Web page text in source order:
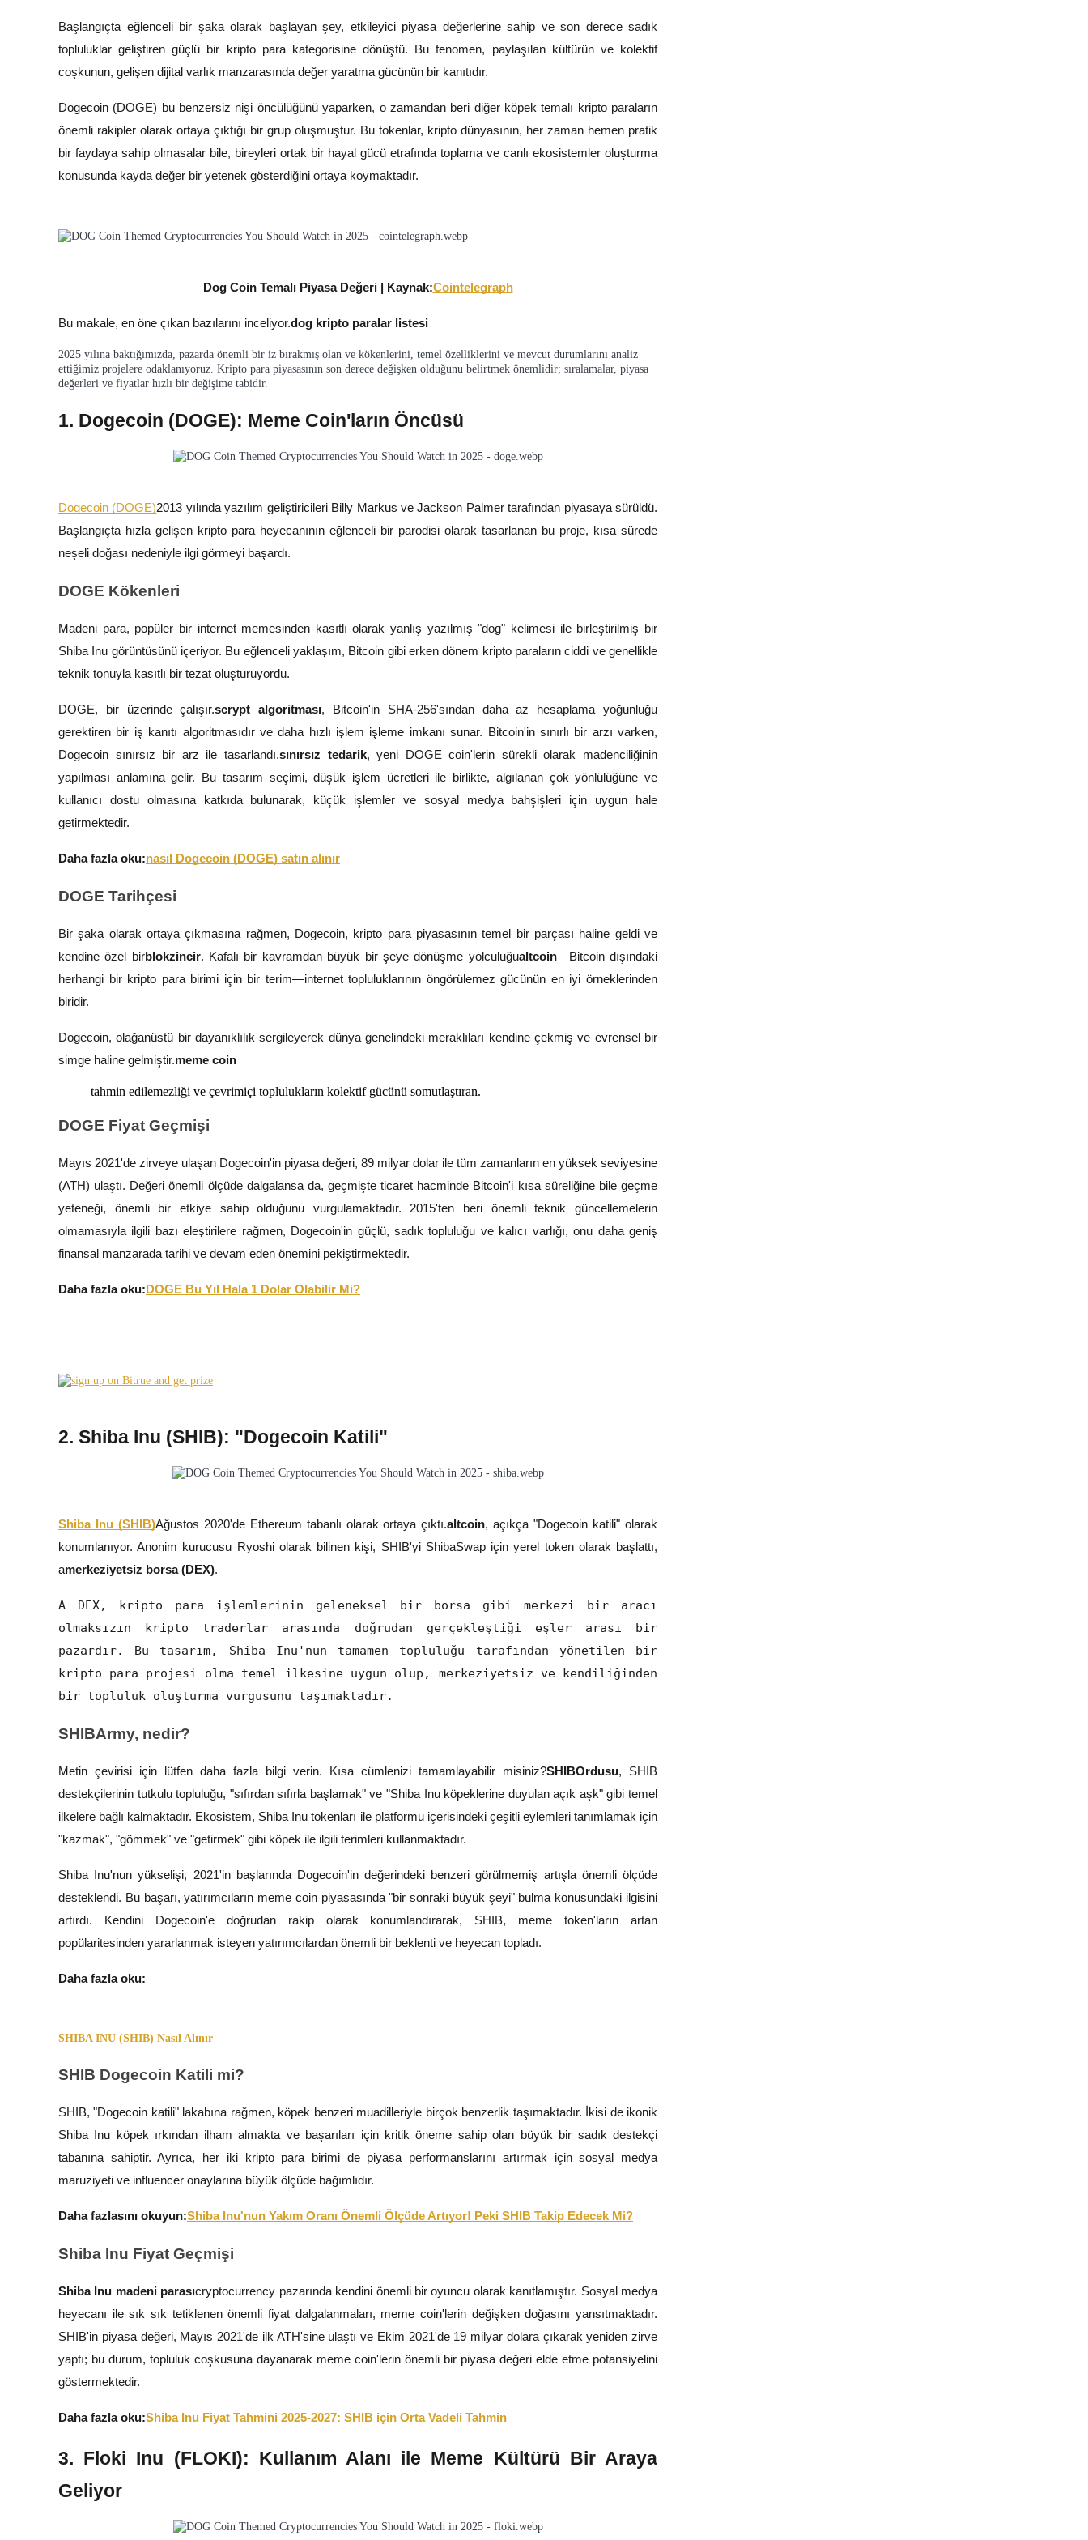
COIN-M Vadeli İşlemleri
Kripto Para Vadeli İşlemleri
TradFi
USDC Vadeli İşlemleri
USDC'yi teminat olarak kullanan vadeli işlemler
Kopya Ticaret
Kopya Tüccarı Olun
Kâr paylaşımı ve kopya ticaret komisyonlarının tadını çıkarın
Bilgi
Ticaret bilgileri vb. dahil olmak üzere büyük veri analizi.
Rehber
Power Piggy
Günlük rekabetçi ödüller kazanın
Staking
Yüksek getiri ve anında erişim
Launchpool
BTR sahiplerine özel yatırımlar
Krediler
Kripto destekli borçlanma hizmeti
Başlangıçta eğlenceli bir şaka olarak başlayan şey, etkileyici piyasa değerlerine sahip ve son derece sadık
topluluklar geliştiren güçlü bir kripto para kategorisine dönüştü. Bu fenomen, paylaşılan kültürün ve kolektif
coşkunun, gelişen dijital varlık manzarasında değer yaratma gücünün bir kanıtıdır.
Dogecoin (DOGE) bu benzersiz nişi öncülüğünü yaparken, o zamandan beri diğer köpek temalı kripto paraların
önemli rakipler olarak ortaya çıktığı bir grup oluşmuştur. Bu tokenlar, kripto dünyasının, her zaman hemen pratik
bir faydaya sahip olmasalar bile, bireyleri ortak bir hayal gücü etrafında toplama ve canlı ekosistemler oluşturma
konusunda kayda değer bir yetenek gösterdiğini ortaya koymaktadır.
Dog Coin Temalı Piyasa Değeri | Kaynak:Cointelegraph
Bu makale, en öne çıkan bazılarını inceliyor.dog kripto paralar listesi
2025 yılına baktığımızda, pazarda önemli bir iz bırakmış olan ve kökenlerini, temel özelliklerini ve mevcut durumlarını analiz
ettiğimiz projelere odaklanıyoruz. Kripto para piyasasının son derece değişken olduğunu belirtmek önemlidir; sıralamalar, piyasa
değerleri ve fiyatlar hızlı bir değişime tabidir.
1. Dogecoin (DOGE): Meme Coin'ların Öncüsü
Dogecoin (DOGE)2013 yılında yazılım geliştiricileri Billy Markus ve Jackson Palmer tarafından piyasaya sürüldü.
Başlangıçta hızla gelişen kripto para heyecanının eğlenceli bir parodisi olarak tasarlanan bu proje, kısa sürede
neşeli doğası nedeniyle ilgi görmeyi başardı.
DOGE Kökenleri
Madeni para, popüler bir internet memesinden kasıtlı olarak yanlış yazılmış "dog" kelimesi ile birleştirilmiş bir
Shiba Inu görüntüsünü içeriyor. Bu eğlenceli yaklaşım, Bitcoin gibi erken dönem kripto paraların ciddi ve genellikle
teknik tonuyla kasıtlı bir tezat oluşturuyordu.
DOGE, bir üzerinde çalışır.scrypt algoritması, Bitcoin'in SHA-256'sından daha az hesaplama yoğunluğu
gerektiren bir iş kanıtı algoritmasıdır ve daha hızlı işlem işleme imkanı sunar. Bitcoin'in sınırlı bir arzı varken,
Dogecoin sınırsız bir arz ile tasarlandı.sınırsız tedarik, yeni DOGE coin'lerin sürekli olarak madenciliğinin
yapılması anlamına gelir. Bu tasarım seçimi, düşük işlem ücretleri ile birlikte, algılanan çok yönlülüğüne ve
kullanıcı dostu olmasına katkıda bulunarak, küçük işlemler ve sosyal medya bahşişleri için uygun hale
getirmektedir.
Daha fazla oku:nasıl Dogecoin (DOGE) satın alınır
DOGE Tarihçesi
Bir şaka olarak ortaya çıkmasına rağmen, Dogecoin, kripto para piyasasının temel bir parçası haline geldi ve
kendine özel birblokzincir. Kafalı bir kavramdan büyük bir şeye dönüşme yolculuğualtcoin—Bitcoin dışındaki
herhangi bir kripto para birimi için bir terim—internet topluluklarının öngörülemez gücünün en iyi örneklerinden
biridir.
Dogecoin, olağanüstü bir dayanıklılık sergileyerek dünya genelindeki meraklıları kendine çekmiş ve evrensel bir
simge haline gelmiştir.meme coin
tahmin edilemezliği ve çevrimiçi toplulukların kolektif gücünü somutlaştıran.
DOGE Fiyat Geçmişi
Mayıs 2021'de zirveye ulaşan Dogecoin'in piyasa değeri, 89 milyar dolar ile tüm zamanların en yüksek seviyesine
(ATH) ulaştı. Değeri önemli ölçüde dalgalansa da, geçmişte ticaret hacminde Bitcoin'i kısa süreliğine bile geçme
yeteneği, önemli bir etkiye sahip olduğunu vurgulamaktadır. 2015'ten beri önemli teknik güncellemelerin
olmamasıyla ilgili bazı eleştirilere rağmen, Dogecoin'in güçlü, sadık topluluğu ve kalıcı varlığı, onu daha geniş
finansal manzarada tarihi ve devam eden önemini pekiştirmektedir.
Daha fazla oku:DOGE Bu Yıl Hala 1 Dolar Olabilir Mi?
2. Shiba Inu (SHIB): "Dogecoin Katili"
Shiba Inu (SHIB)Ağustos 2020'de Ethereum tabanlı olarak ortaya çıktı.altcoin, açıkça "Dogecoin katili" olarak
konumlanıyor. Anonim kurucusu Ryoshi olarak bilinen kişi, SHIB'yi ShibaSwap için yerel token olarak başlattı,
amerkeziyetsiz borsa (DEX).
A DEX, kripto para işlemlerinin geleneksel bir borsa gibi merkezi bir aracı
olmaksızın kripto traderlar arasında doğrudan gerçekleştiği eşler arası bir
pazardır. Bu tasarım, Shiba Inu'nun tamamen topluluğu tarafından yönetilen bir
kripto para projesi olma temel ilkesine uygun olup, merkeziyetsiz ve kendiliğinden
bir topluluk oluşturma vurgusunu taşımaktadır.
SHIBArmy, nedir?
Metin çevirisi için lütfen daha fazla bilgi verin. Kısa cümlenizi tamamlayabilir misiniz?SHIBOrdusu, SHIB
destekçilerinin tutkulu topluluğu, "sıfırdan sıfırla başlamak" ve "Shiba Inu köpeklerine duyulan açık aşk" gibi temel
ilkelere bağlı kalmaktadır. Ekosistem, Shiba Inu tokenları ile platformu içerisindeki çeşitli eylemleri tanımlamak için
"kazmak", "gömmek" ve "getirmek" gibi köpek ile ilgili terimleri kullanmaktadır.
Shiba Inu'nun yükselişi, 2021'in başlarında Dogecoin'in değerindeki benzeri görülmemiş artışla önemli ölçüde
desteklendi. Bu başarı, yatırımcıların meme coin piyasasında "bir sonraki büyük şeyi" bulma konusundaki ilgisini
artırdı. Kendini Dogecoin'e doğrudan rakip olarak konumlandırarak, SHIB, meme token'ların artan
popülaritesinden yararlanmak isteyen yatırımcılardan önemli bir beklenti ve heyecan topladı.
Daha fazla oku:
SHIBA INU (SHIB) Nasıl Alınır
SHIB Dogecoin Katili mi?
SHIB, "Dogecoin katili" lakabına rağmen, köpek benzeri muadilleriyle birçok benzerlik taşımaktadır. İkisi de ikonik
Shiba Inu köpek ırkından ilham almakta ve başarıları için kritik öneme sahip olan büyük bir sadık destekçi
tabanına sahiptir. Ayrıca, her iki kripto para birimi de piyasa performanslarını artırmak için sosyal medya
maruziyeti ve influencer onaylarına büyük ölçüde bağımlıdır.
Daha fazlasını okuyun:Shiba Inu'nun Yakım Oranı Önemli Ölçüde Artıyor! Peki SHIB Takip Edecek Mi?
Shiba Inu Fiyat Geçmişi
Shiba Inu madeni parasıcryptocurrency pazarında kendini önemli bir oyuncu olarak kanıtlamıştır. Sosyal medya
heyecanı ile sık sık tetiklenen önemli fiyat dalgalanmaları, meme coin'lerin değişken doğasını yansıtmaktadır.
SHIB'in piyasa değeri, Mayıs 2021'de ilk ATH'sine ulaştı ve Ekim 2021'de 19 milyar dolara çıkarak yeniden zirve
yaptı; bu durum, topluluk coşkusuna dayanarak meme coin'lerin önemli bir piyasa değeri elde etme potansiyelini
göstermektedir.
Daha fazla oku:Shiba Inu Fiyat Tahmini 2025-2027: SHIB için Orta Vadeli Tahmin
3. Floki Inu (FLOKI): Kullanım Alanı ile Meme Kültürü Bir Araya
Geliyor